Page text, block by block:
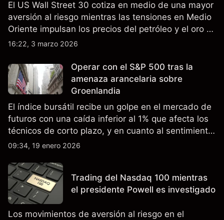
El US Wall Street 30 cotiza en medio de una mayor
aversión al riesgo mientras las tensiones en Medio
Oriente impulsan los precios del petróleo y el oro y
elevan las medidas de volatilidad como el VIX. Los
resultados futuros.
16:22, 3 marzo 2026
Operar con el S&P 500 tras la
amenaza arancelaria sobre
Groenlandia
El índice bursátil recibe un golpe en el mercado de
futuros con una caída inferior al 1% que afecta los
técnicos de corto plazo, y en cuanto al sentimiento,
los especuladores CoT permanecen en posición
09:34, 19 enero 2026
Trading del Nasdaq 100 mientras
el presidente Powell es investigado
Los movimientos de aversión al riesgo en el